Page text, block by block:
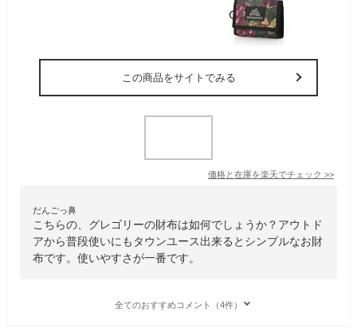
この商品をサイトでみる
価格と在庫を楽天でチェック >>
だんごっ鼻
こちらの、グレゴリーの財布は如何でしょうか？アウトド
アから普段使いにもタウンユース出来るとシンプルなお財
布です。使いやすさが一番です。
全てのおすすめコメント（4件）